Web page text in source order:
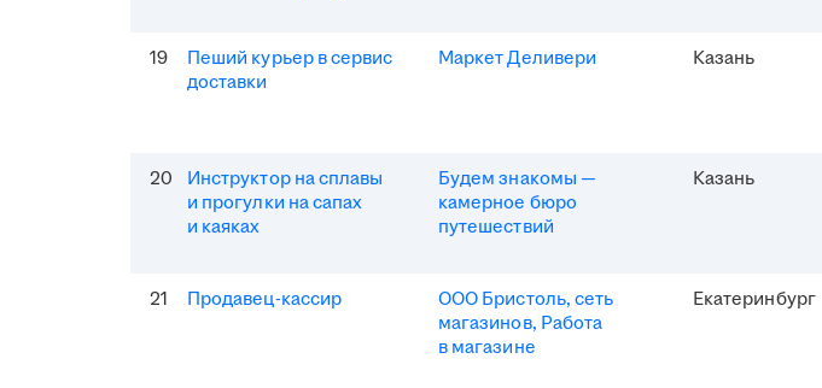
19
Пеший курьер в сервис
доставки
Маркет Деливери Казань
20
Инструктор на сплавы
и прогулки на сапах
и каяках
Будем знакомы —
камерное бюро
путешествий
Казань
21 Продавец-кассир
ООО Бристоль, сеть
магазинов, Работа
в магазине
Екатеринбург